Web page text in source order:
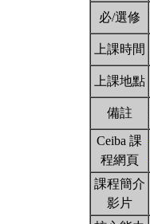
必/選修
上課時間
上課地點
備註
Ceiba 課
程網頁
課程簡介
影片